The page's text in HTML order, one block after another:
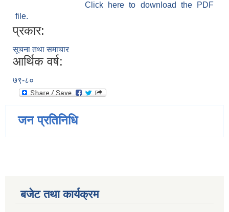
Click here to download the PDF
file.
प्रकार:
सूचना तथा समाचार
आर्थिक वर्ष:
७९-८०
जन प्रतिनिधि
बजेट तथा कार्यक्रम